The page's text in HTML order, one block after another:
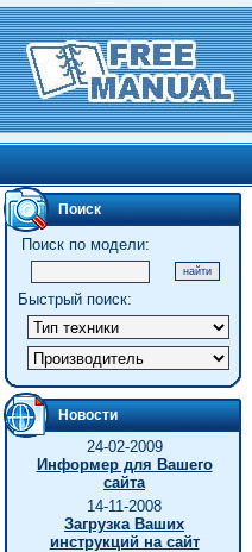
Поиск
Поиск по модели:
Быстрый поиск:
Новости
24-02-2009
Информер для Вашего
сайта
14-11-2008
Загрузка Ваших
инструкций на сайт